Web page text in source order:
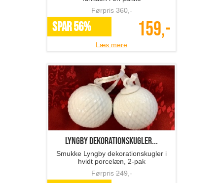
Førpris360,-
SPAR 56% 159,-
Læs mere
Lyngby dekorationskugler...
Smukke Lyngby dekorationskugler i
hvidt porcelæn, 2-pak
Førpris249,-